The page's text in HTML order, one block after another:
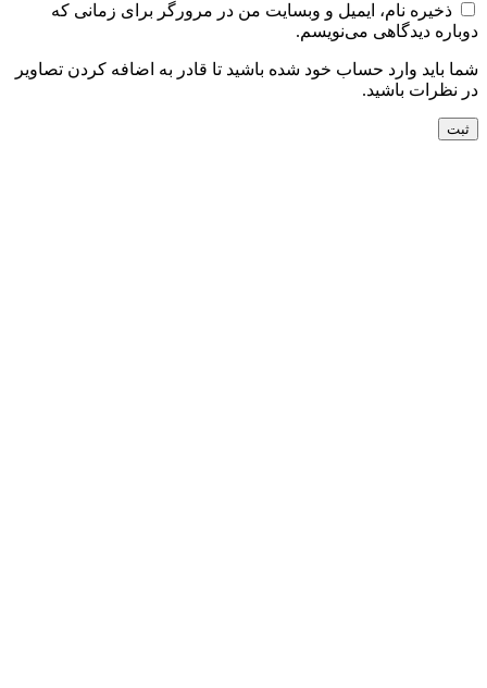
ذخیره نام، ایمیل و وبسایت من در مرورگر برای زمانی که
دوباره دیدگاهی می‌نویسم.
شما باید وارد حساب خود شده باشید تا قادر به اضافه کردن تصاویر
در نظرات باشید.